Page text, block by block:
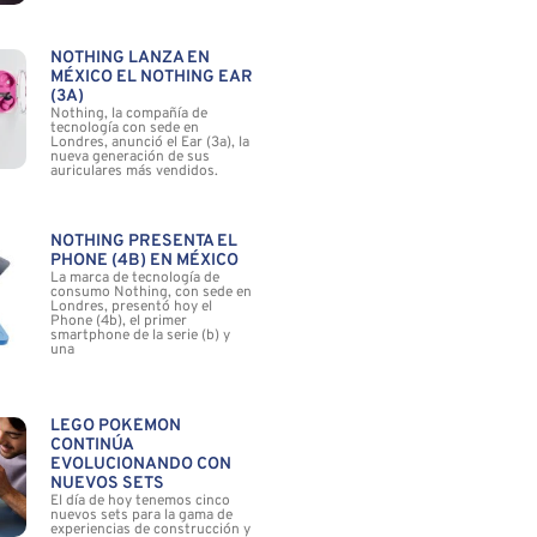
NOTHING LANZA EN
MÉXICO EL NOTHING EAR
(3A)
Nothing, la compañía de
tecnología con sede en
Londres, anunció el Ear (3a), la
nueva generación de sus
auriculares más vendidos.
NOTHING PRESENTA EL
PHONE (4B) EN MÉXICO
La marca de tecnología de
consumo Nothing, con sede en
Londres, presentó hoy el
Phone (4b), el primer
smartphone de la serie (b) y
una
LEGO POKÉMON
CONTINÚA
EVOLUCIONANDO CON
NUEVOS SETS
El día de hoy tenemos cinco
nuevos sets para la gama de
experiencias de construcción y